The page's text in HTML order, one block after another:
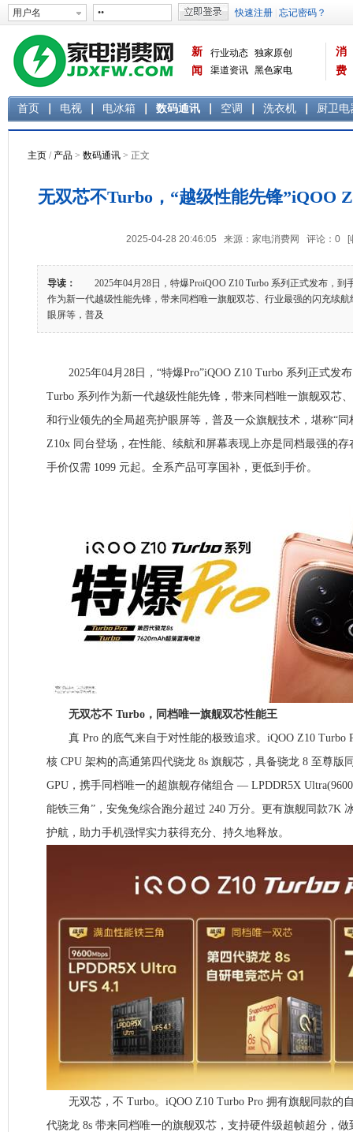
新
闻
行业动态 独家原创
渠道资讯 黑色家电
消
费
首页 电视 电冰箱 数码通讯 空调 洗衣机 厨卫电
主页 / 产品 > 数码通讯 > 正文
无双芯不Turbo，“越级性能先锋”iQOO
2025-04-28 20:46:05 来源：家电消费网 评论： 0 [
导读：
2025年04月28日，特爆ProiQOO Z10 Turbo 系列正式发布，到
作为新一代越级性能先锋，带来同档唯一旗舰双芯、行业最强的闪充续
眼屏等，普及
2025年04月28日，“特爆Pro”iQOO Z10 Turbo 系列正式发
Turbo 系列作为新一代越级性能先锋，带来同档唯一旗舰双芯
和行业领先的全局超亮护眼屏等，普及一众旗舰技术，堪称“同
Z10x 同台登场，在性能、续航和屏幕表现上亦是同档最强的
手价仅需 1099 元起。全系产品可享国补，更低到手价。
无双芯不 Turbo，同档唯一旗舰双芯性能王
真 Pro 的底气来自于对性能的极致追求。iQOO Z10 Turbo
核 CPU 架构的高通第四代骁龙 8s 旗舰芯，具备骁龙 8 至尊版
GPU，携手同档唯一的超旗舰存储组合 — LPDDR5X
能铁三角”，安兔兔综合跑分超过 240 万分。更有旗舰同款7K
护航，助力手机强悍实力获得充分、持久地释放。
无双芯，不 Turbo。iQOO Z10 Turbo Pro 拥有旗舰同款的
代骁龙 8s 带来同档唯一的旗舰双芯，支持硬件级超帧超分，